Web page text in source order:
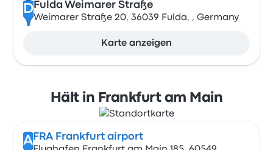
DFulda Weimarer Straße
Weimarer Straße 20, 36039 Fulda, , Germany
Karte anzeigen
Hält in Frankfurt am Main
A FRA Frankfurt airport